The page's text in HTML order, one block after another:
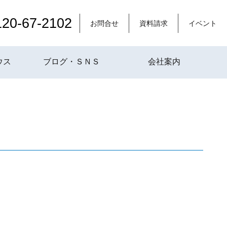
67-2102 お問合せ 資料請求 イベント
ス ブログ・ＳＮＳ 会社案内